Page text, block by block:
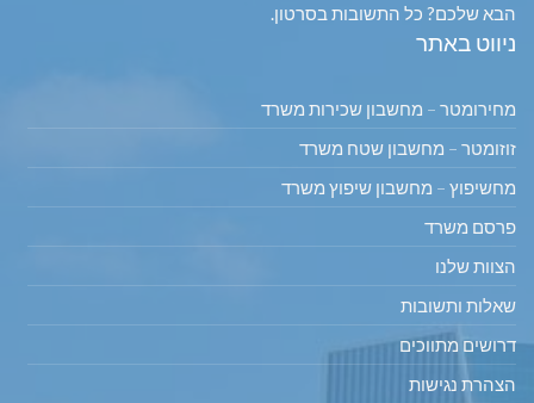
הבא שלכם? כל התשובות בסרטון.
ניווט באתר
מחירומטר – מחשבון שכירות משרד
זוזומטר – מחשבון שטח משרד
מחשיפוץ – מחשבון שיפוץ משרד
פרסם משרד
הצוות שלנו
שאלות ותשובות
דרושים מתווכים
הצהרת נגישות